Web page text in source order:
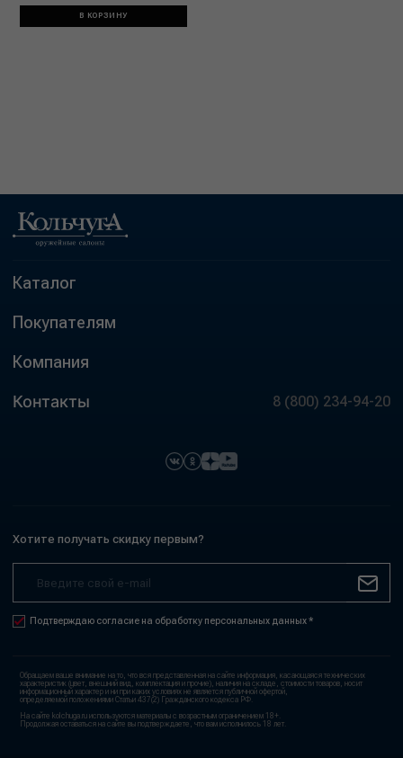
В КОРЗИНУ
Каталог
Покупателям
Компания
Контакты 8 (800) 234-94-20
Хотите получать скидку первым?
Подтверждаю согласие на обработку персональных данных *
Обращаем ваше внимание на то, что вся представленная на сайте информация, касающаяся технических
характеристик (цвет, внешний вид, комплектация и прочие), наличия на складе, стоимости товаров, носит
информационный характер и ни при каких условиях не является публичной офертой,
определяемой положениями Статьи 437(2) Гражданского кодекса РФ.
На сайте kolchuga.ru используются материалы с возрастным ограничением 18+.
Продолжая оставаться на сайте вы подтверждаете, что вам исполнилось 18 лет.